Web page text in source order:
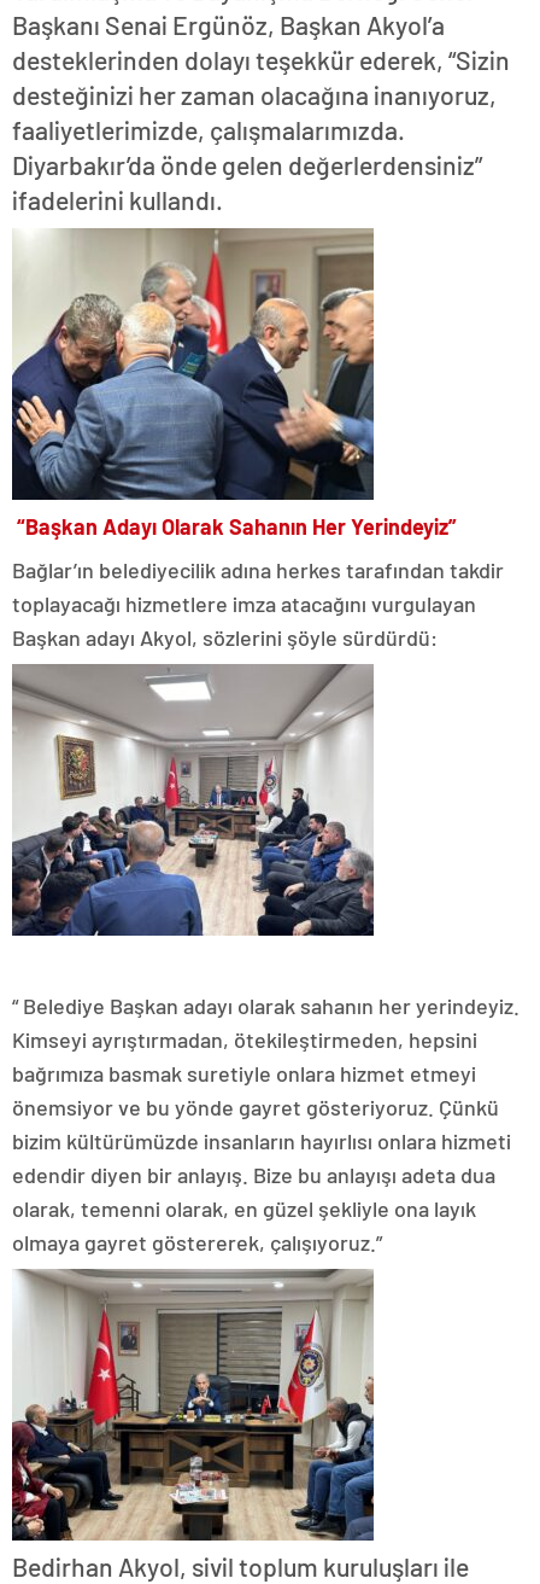
Başkanı Senai Ergünöz, Başkan Akyol’a
desteklerinden dolayı teşekkür ederek, “Sizin
desteğinizi her zaman olacağına inanıyoruz,
faaliyetlerimizde, çalışmalarımızda.
Diyarbakır’da önde gelen değerlerdensiniz”
ifadelerini kullandı.
“Başkan Adayı Olarak Sahanın Her Yerindeyiz”
Bağlar’ın belediyecilik adına herkes tarafından takdir
toplayacağı hizmetlere imza atacağını vurgulayan
Başkan adayı Akyol, sözlerini şöyle sürdürdü:
“ Belediye Başkan adayı olarak sahanın her yerindeyiz.
Kimseyi ayrıştırmadan, ötekileştirmeden, hepsini
bağrımıza basmak suretiyle onlara hizmet etmeyi
önemsiyor ve bu yönde gayret gösteriyoruz. Çünkü
bizim kültürümüzde insanların hayırlısı onlara hizmeti
edendir diyen bir anlayış. Bize bu anlayışı adeta dua
olarak, temenni olarak, en güzel şekliyle ona layık
olmaya gayret göstererek, çalışıyoruz.”
Bedirhan Akyol, sivil toplum kuruluşları ile